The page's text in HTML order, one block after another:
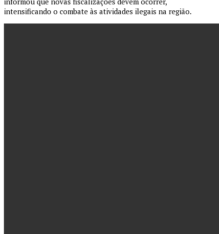
intensificando o combate às atividades ilegais na região.